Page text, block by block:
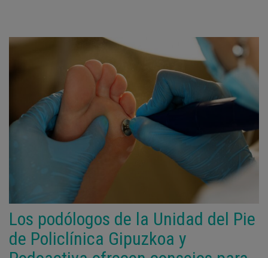
Los podólogos de la Unidad del Pie
de Policlínica Gipuzkoa y